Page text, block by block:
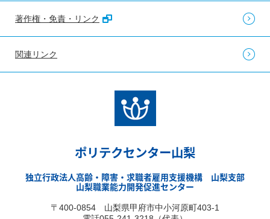
著作権・免責・リンク
関連リンク
ポリテクセンター山梨
独立行政法人高齢・障害・求職者雇用支援機構 山梨支部
山梨職業能力開発促進センター
〒400-0854 山梨県甲府市中小河原町403-1